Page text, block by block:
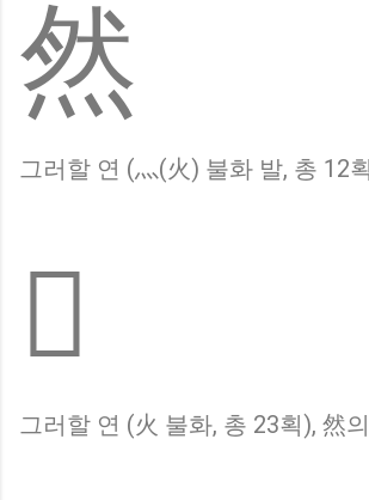
然
그러할 연 (灬(火) 불화 발, 총 12
𤓉
그러할 연 (火 불화, 총 23획), 然